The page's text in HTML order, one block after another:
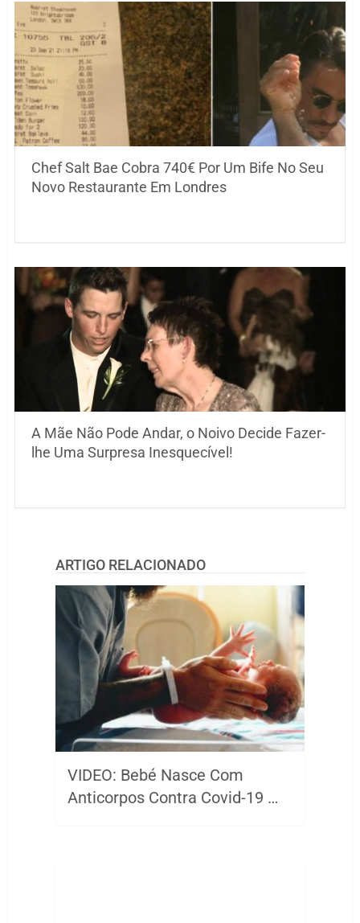
Chef Salt Bae Cobra 740€ Por Um Bife No Seu
Novo Restaurante Em Londres
A Mãe Não Pode Andar, o Noivo Decide Fazer-
lhe Uma Surpresa Inesquecível!
ARTIGO RELACIONADO
VIDEO: Bebé Nasce Com
Anticorpos Contra Covid-19 …